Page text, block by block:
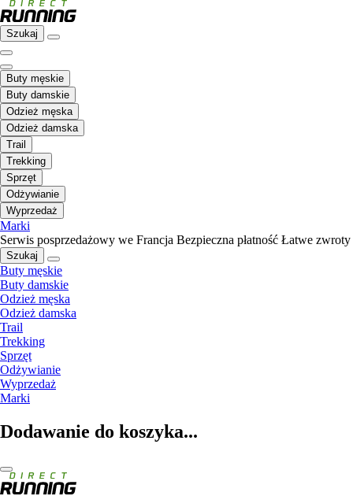
Szukaj
Buty męskie
Buty damskie
Odzież męska
Odzież damska
Trail
Trekking
Sprzęt
Odżywianie
Wyprzedaż
Marki
Serwis posprzedażowy we Francja Bezpieczna płatność Łatwe zwroty
Szukaj
Buty męskie
Buty damskie
Odzież męska
Odzież damska
Trail
Trekking
Sprzęt
Odżywianie
Wyprzedaż
Marki
Dodawanie do koszyka...